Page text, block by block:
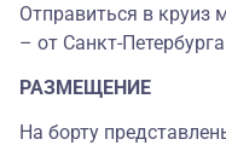
Отправиться в круиз
– от Санкт-
РАЗМЕЩЕНИЕ
На борту